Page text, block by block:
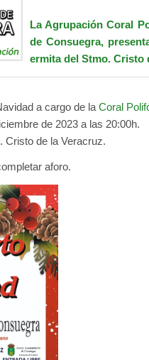
LaAgrupación Coral
de Consuegra,
ermita del Stmo. Cristo
a cargo de la Coral
de 2023 a las 20:00h.
Cristo de la Veracruz.
aforo.